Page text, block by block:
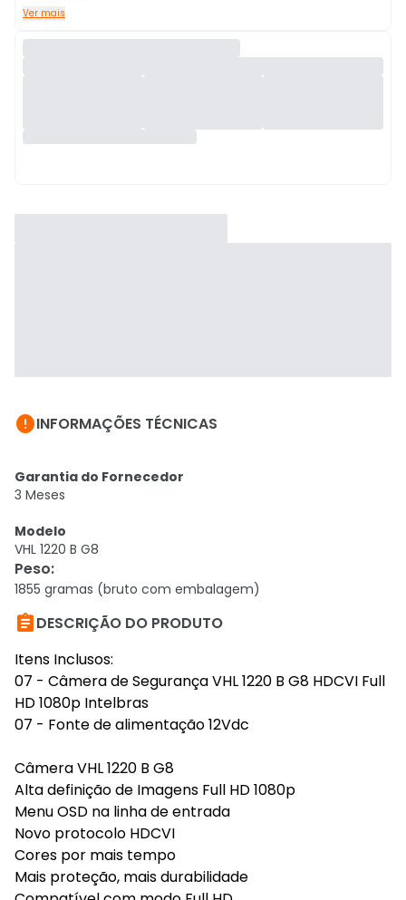
Ver mais
INFORMAÇÕES TÉCNICAS
Garantia do Fornecedor
3 Meses
Modelo
VHL 1220 B G8
Peso:
1855 gramas (bruto com embalagem)
DESCRIÇÃO DO PRODUTO
Itens Inclusos:
07 - Câmera de Segurança VHL 1220 B G8 HDCVI Full
HD 1080p Intelbras
07 - Fonte de alimentação 12Vdc
Câmera VHL 1220 B G8
Alta definição de Imagens Full HD 1080p
Menu OSD na linha de entrada
Novo protocolo HDCVI
Cores por mais tempo
Mais proteção, mais durabilidade